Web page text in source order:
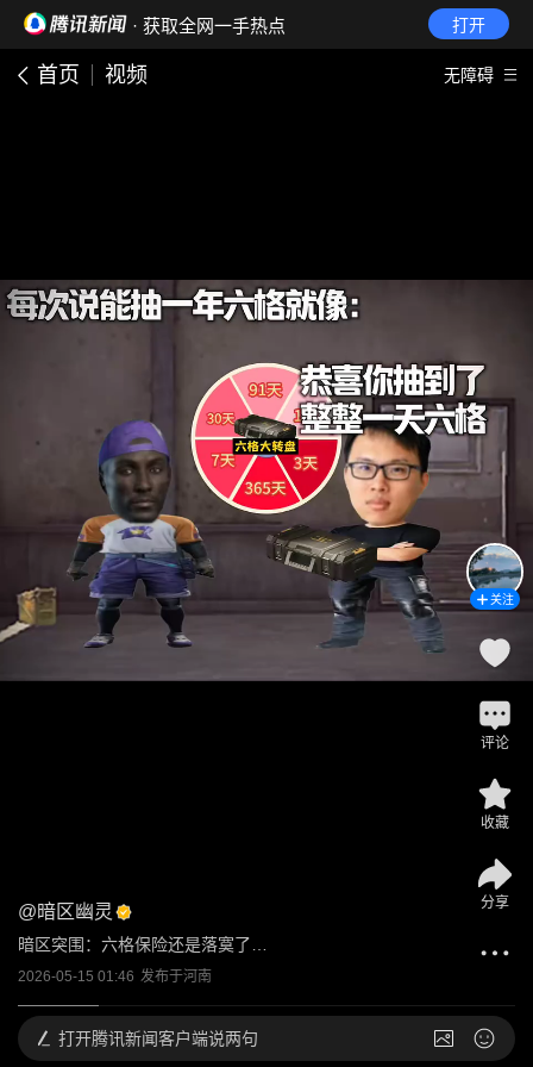
· 获取全网一手热点 打开
首页 视频 无障碍
@暗区幽灵
暗区突围：六格保险还是落寞了…
2026-05-15 01:46 发布于河南
关注
评论
收藏
分享
打开腾讯新闻客户端说两句